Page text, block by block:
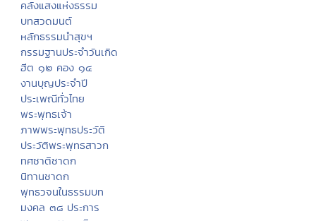
คลังแสงแห่งธรรม
บทสวดมนต์
หลักธรรมนำสุขฯ
กรรมฐานประจำวันเกิด
ฮีต ๑๒ คอง ๑๔
งานบุญประจำปี
ประเพณีทั่วไทย
พระพุทธเจ้า
ภาพพระพุทธประวัติ
ประวัติพระพุทธสาวก
ทศชาติชาดก
นิทานชาดก
พุทธวจนในธรรมบท
มงคล ๓๘ ประการ